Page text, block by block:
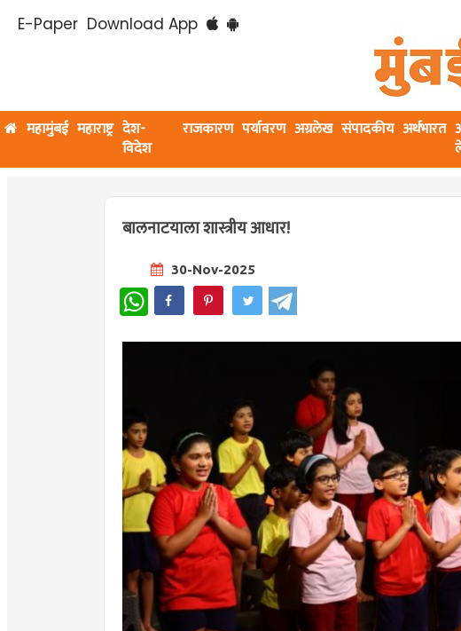
E-Paper Download App
महामुंबई महाराष्ट्र देश-
विदेश
राजकारण पर्यावरण अग्रलेख संपादकीय अर्थभारत
बालनाटयाला शास्त्रीय आधार!
30-Nov-2025
WhatsApp